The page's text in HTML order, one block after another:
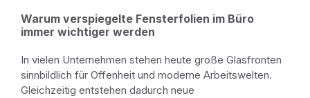
Warum verspiegelte Fensterfolien im Büro
immer wichtiger werden
In vielen Unternehmen stehen heute große Glasfronten
sinnbildlich für Offenheit und moderne Arbeitswelten.
Gleichzeitig entstehen dadurch neue